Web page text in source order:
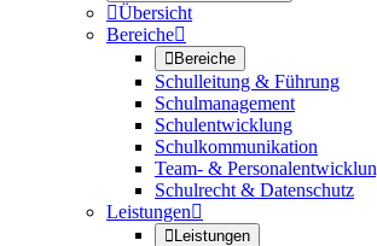
Übersicht
Bereiche
Bereiche
Schulleitung & Führung
Schulmanagement
Schulentwicklung
Schulkommunikation
Team- &
Schulrecht & Datenschutz
Leistungen
Leistungen